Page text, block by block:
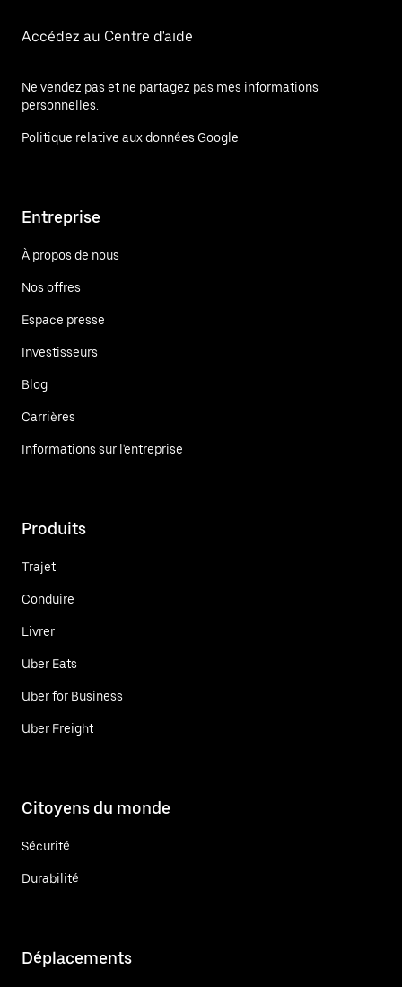
Accédez au Centre d'aide
Ne vendez pas et ne partagez pas mes informations
personnelles.
Politique relative aux données Google
Entreprise
À propos de nous
Nos offres
Espace presse
Investisseurs
Blog
Carrières
Informations sur l'entreprise
Produits
Trajet
Conduire
Livrer
Uber Eats
Uber for Business
Uber Freight
Citoyens du monde
Sécurité
Durabilité
Déplacements